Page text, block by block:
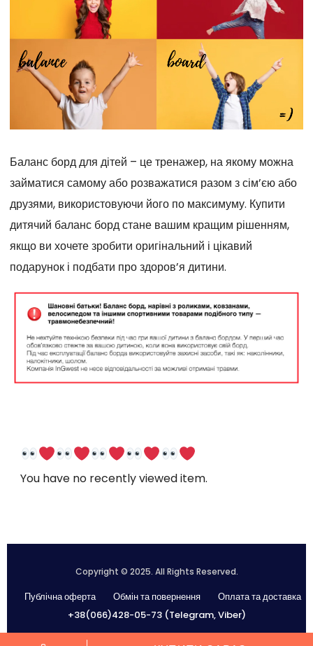
Баланс борд для дітей – це тренажер, на якому можна
займатися самому або розважатися разом з сім’єю або
друзями, використовуючи його по максимуму. Купити
дитячий баланс борд стане вашим кращим рішенням,
якщо ви хочете зробити оригінальний і цікавий
подарунок і подбати про здоров’я дитини.
You have no recently viewed item.
Copyright © 2025. All Rights Reserved.
Публічна оферта Обмін та повернення
Оплата та доставка
+38(066)428-05-73 (Telegram, Viber)